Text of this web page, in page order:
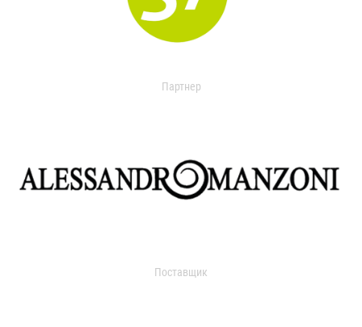
Партнер
Поставщик